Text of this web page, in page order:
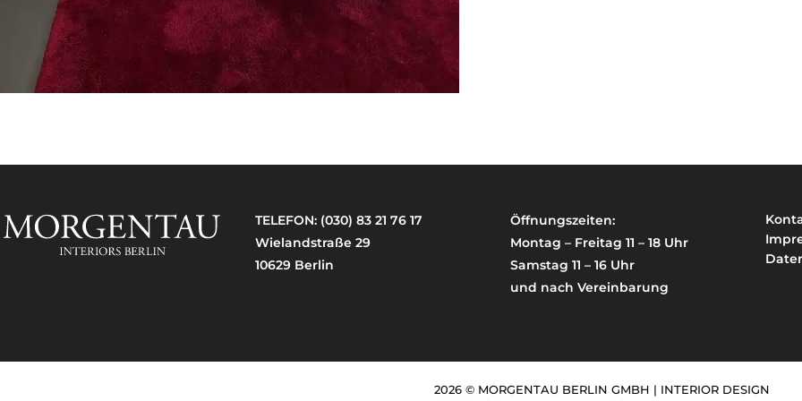
TELEFON: (030) 83 21 76 17
Wielandstraße 29
10629 Berlin
Öffnungszeiten:
Montag – Freitag 11 – 18 Uhr
Samstag 11 – 16 Uhr
und nach Vereinbarung
2026 © MORGENTAU BERLIN GMBH | INTERIOR DESIGN